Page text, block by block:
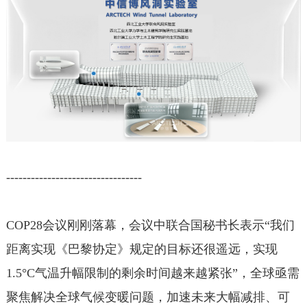
---------------------------------
COP28会议刚刚落幕，会议中联合国秘书长表示“我们
距离实现《巴黎协定》规定的目标还很遥远，实现
1.5°C气温升幅限制的剩余时间越来越紧张”，全球亟需
聚焦解决全球气候变暖问题，加速未来大幅减排、可